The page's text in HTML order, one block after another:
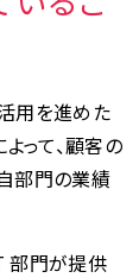
用を進めた
って、顧客の
部門の業績
部門が提供